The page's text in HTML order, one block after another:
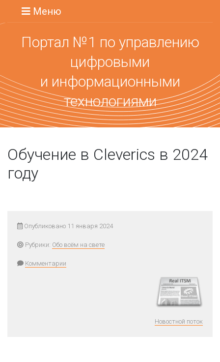
Меню
Портал №1 по управлению
цифровыми
и информационными
технологиями
Обучение в Cleverics в 2024
году
Опубликовано 11 января 2024
Рубрики: Обо всём на свете
Комментарии
Новостной поток